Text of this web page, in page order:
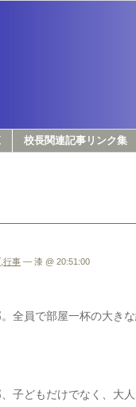
校長関連記事リンク集
行事 — 漆 @ 20:51:00
全員で部屋一杯の大き
子どもだけでなく、大